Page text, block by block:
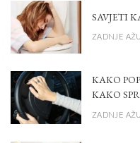
SAVJETI
ZADNJE
KAKO
KAKO
ZADNJE